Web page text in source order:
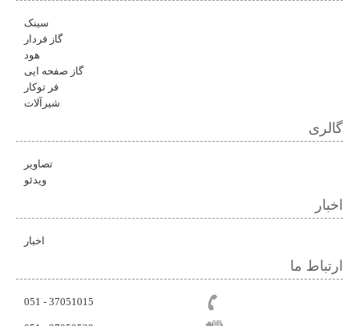
سینک
گاز فردار
هود
گاز صفحه ایی
فر توکار
شیرآلات
گالری
تصاویر
ویدئو
اخبار
اخبار
ارتباط ما
37051015 - 051